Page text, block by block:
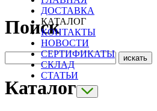
ДОСТАВКА
КАТАЛОГ
КОНТАКТЫ
НОВОСТИ
СЕРТИФИКАТЫ
СКЛАД
СТАТЬИ
Поиск
Каталог